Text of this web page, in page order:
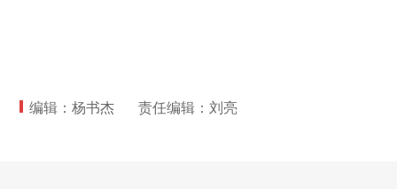
编辑：杨书杰 责任编辑：刘亮